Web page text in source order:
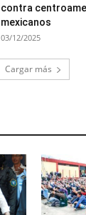
contra
mexicanos
03/12/2025
Cargar más